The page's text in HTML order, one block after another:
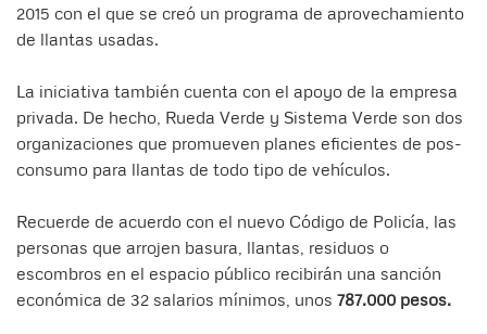
2015 con el que se creó un programa de aprovechamiento
de llantas usadas.
La iniciativa también cuenta con el apoyo de la empresa
privada. De hecho, Rueda Verde y Sistema Verde son dos
organizaciones que promueven planes eficientes de pos-
consumo para llantas de todo tipo de vehículos.
Recuerde de acuerdo con el nuevo Código de Policía, las
personas que arrojen basura, llantas, residuos o
escombros en el espacio público recibirán una sanción
económica de 32 salarios mínimos, unos 787.000 pesos.